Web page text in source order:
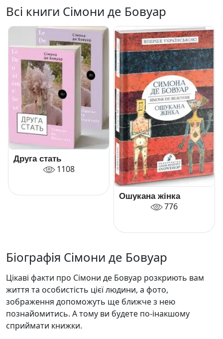
Всі книги Сімони де Бовуар
Друга стать
1108
Ошукана жінка
776
Біографія Сімони де Бовуар
Цікаві факти про Сімони де Бовуар розкриють вам
життя та особистість цієї людини, а фото,
зображення допоможуть ще ближче з нею
познайомитись. А тому ви будете по-інакшому
сприймати книжки.